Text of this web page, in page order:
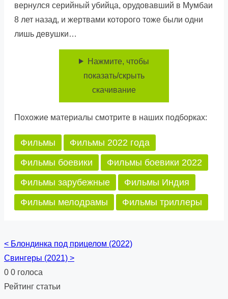
вернулся серийный убийца, орудовавший в Мумбаи
8 лет назад, и жертвами которого тоже были одни
лишь девушки…
Нажмите, чтобы
показать/скрыть
скачивание
Похожие материалы смотрите в наших подборках:
Фильмы
Фильмы 2022 года
Фильмы боевики
Фильмы боевики 2022
Фильмы зарубежные
Фильмы Индия
Фильмы мелодрамы
Фильмы триллеры
Posts
navigation
< Блондинка под прицелом (2022)
Свингеры (2021) >
0 0 голоса
Рейтинг статьи